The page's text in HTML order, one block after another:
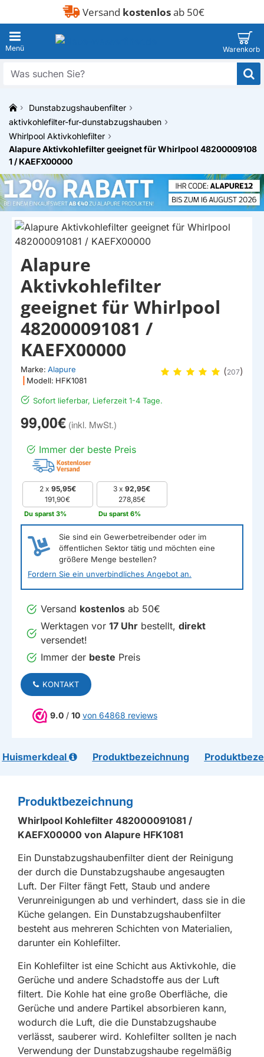
Versand kostenlosab 50€
Was
m
e
Dunstabzugshaubenfilter
aktivkohlefilter-fur-dunstabzugshauben
Whirlpool Aktivkohlefilter
Alapure Aktivkohlefilter geeignet für Whirlpool 48200009108
1 / KAEFX00000
EIGENMARKE
Sofort lieferbar, Lieferzeit 1-4 Tage.
Alapure
Aktivkohlefilter
geeignet für Whirlpool
482000091081 /
KAEFX00000
Marke: Alapure
Modell: HFK1081
(207)
99,00€
Immer der beste Preis
2 x 95,95€
191,90€
Du sparst 3%
3 x92,95€
278,85€
Du sparst 6%
Sie sind ein Gewerbetreibender oder im
öffentlichen Sektor tätig und möchten eine
größere Menge bestellen?
Fordern Sie ein unverbindliches Angebot an.
Versand kostenlos ab 50€
Werktagen vor 17 Uhr bestellt, direkt
versendet!
Immer der beste Preis
KONTAKT
9.0 / 10 von 64868 reviews
Huismerkdeal Produktbezeichnung
Produktbezeichnung
Whirlpool Kohlefilter 482000091081 /
KAEFX00000 von Alapure HFK1081
Ein Dunstabzugshaubenfilter dient der Reinigung
der durch die Dunstabzugshaube angesaugten
Luft. Der Filter fängt Fett, Staub und andere
Verunreinigungen ab und verhindert, dass sie in die
Küche gelangen. Ein Dunstabzugshaubenfilter
besteht aus mehreren Schichten von Materialien,
darunter ein Kohlefilter.
Ein Kohlefilter ist eine Schicht aus Aktivkohle, die
Gerüche und andere Schadstoffe aus der Luft
filtert. Die Kohle hat eine große Oberfläche, die
Gerüche und andere Partikel absorbieren kann,
wodurch die Luft, die die Dunstabzugshaube
verlässt, sauberer wird. Kohlefilter sollten je nach
Verwendung der Dunstabzugshaube regelmäßig